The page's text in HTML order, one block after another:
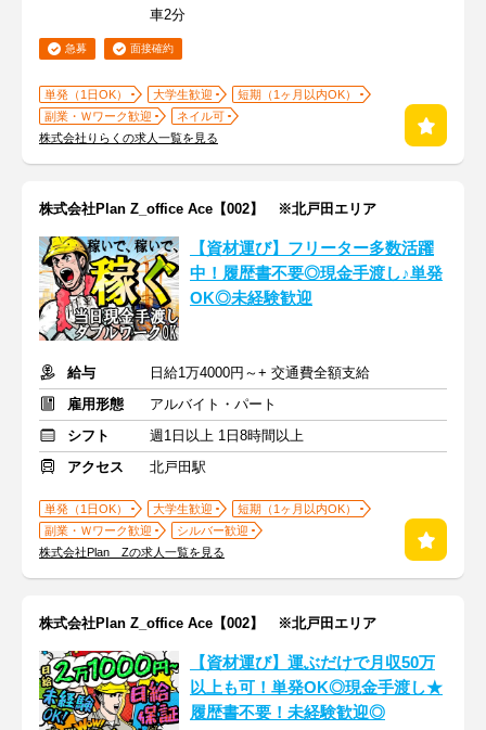
車2分
急募 面接確約
単発（1日OK） 大学生歓迎
短期（1ヶ月以内OK）
副業・Ｗワーク歓迎
ネイル可
株式会社りらくの求人一覧を見る
株式会社Plan Z_office Ace【002】 ※北戸田エリア
【資材運び】フリーター多数活躍
中！履歴書不要◎現金手渡し♪単発
OK◎未経験歓迎
給与
日給1万4000円～+ 交通費全額支給
雇用形態
アルバイト・パート
シフト
週1日以上 1日8時間以上
アクセス
北戸田駅
単発（1日OK） 大学生歓迎
短期（1ヶ月以内OK）
副業・Ｗワーク歓迎
シルバー歓迎
株式会社Plan Zの求人一覧を見る
株式会社Plan Z_office Ace【002】 ※北戸田エリア
【資材運び】運ぶだけで月収50万
以上も可！単発OK◎現金手渡し★
履歴書不要！未経験歓迎◎